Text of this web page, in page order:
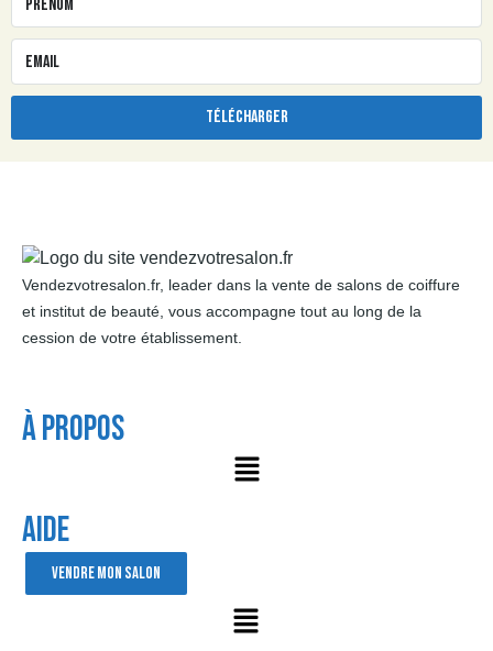
TÉLÉCHARGER
Vendezvotresalon.fr, leader dans la vente de salons de coiffure
et institut de beauté, vous accompagne tout au long de la
cession de votre établissement.
À Propos
AIDE
VENDRE MON SALON